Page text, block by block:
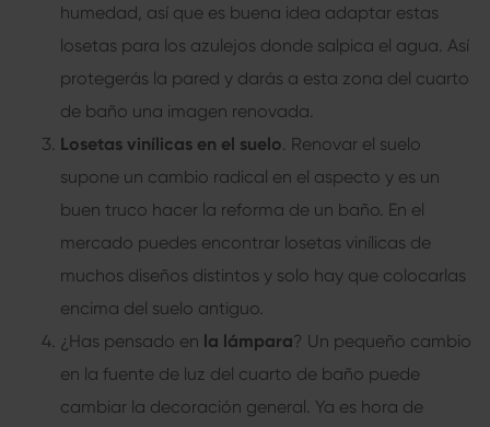
humedad, así que es buena idea adaptar estas
losetas para los azulejos donde salpica el agua. Así
protegerás la pared y darás a esta zona del cuarto
de baño una imagen renovada.
Losetas vinílicas en el suelo . Renovar el suelo
supone un cambio radical en el aspecto y es un
buen truco hacer la reforma de un baño. En el
mercado puedes encontrar losetas vinílicas de
muchos diseños distintos y solo hay que colocarlas
encima del suelo antiguo.
¿Has pensado en la lámpara? Un pequeño cambio
en la fuente de luz del cuarto de baño puede
cambiar la decoración general. Ya es hora de